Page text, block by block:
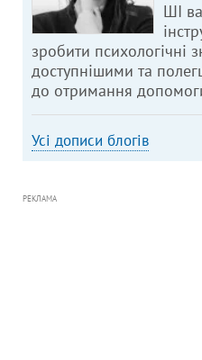
ШІ
зробити психологічні
доступнішими та
до отримання
Усі дописи блогів
РЕКЛАМА